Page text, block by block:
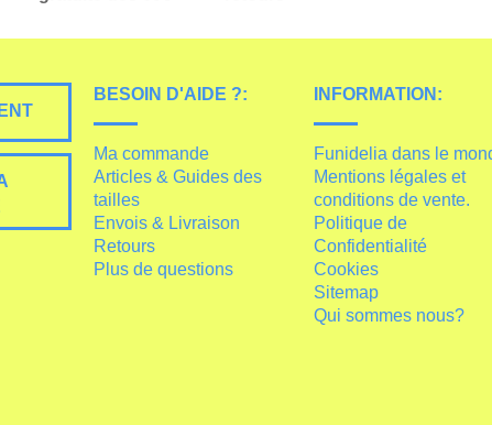
BESOIN D'AIDE ?:
Ma commande
Articles & Guides des
tailles
Envois & Livraison
Retours
Plus de questions
INFORMATION:
Funidelia dans le
Mentions légales et
conditions de vente.
Politique de
Confidentialité
Cookies
Sitemap
Qui sommes nous?